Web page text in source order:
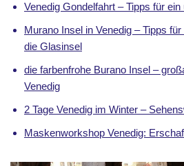
Venedig Gondelfahrt – Tipps für
Murano Insel in Venedig – Tipps
die Glasinsel
die farbenfrohe Burano Insel –
Venedig
2 Tage Venedig im Winter –
Maskenworkshop Venedig: